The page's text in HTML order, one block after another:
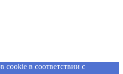
cookie в соответствии с